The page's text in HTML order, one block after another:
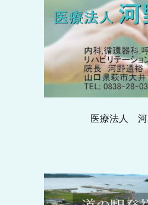
医療法人 河